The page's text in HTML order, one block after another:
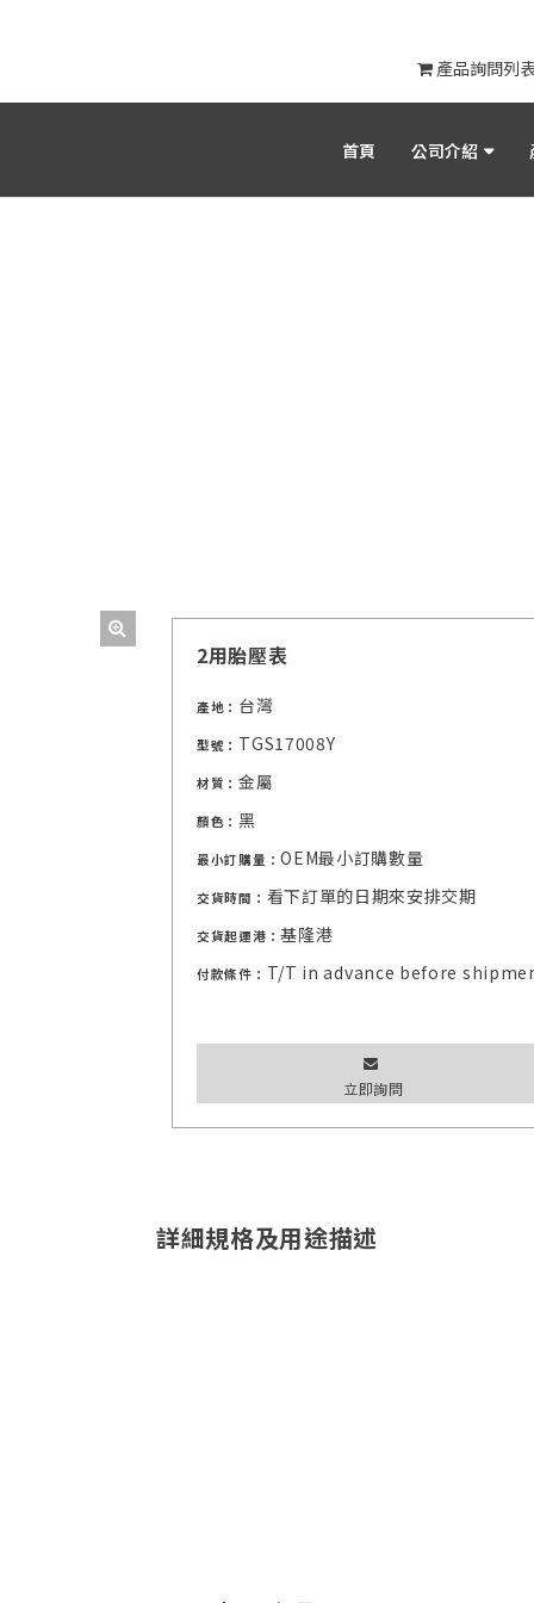
產品詢問列
首頁 公司介紹
2用胎壓表
產地： 台灣
型號： TGS17008Y
材質：金屬
顏色：黑
最小訂購量：OEM最小訂購數量
交貨時間： 看下訂單的日期來安排交期
交貨起運港：基隆港
付款條件： T/T in advance before
立即詢問
詳細規格及用途描述